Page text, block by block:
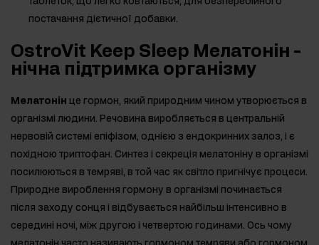
постачання дієтичної добавки.
OstroVit Keep Sleep Мелатонін -
нічна підтримка організму
Мелатонін це гормон, який природним чином утворюється в
організмі людини. Речовина виробляється в центральній
нервовій системі епіфізом, однією з ендокринних залоз, і є
похідною триптофан. Синтез і секреція мелатоніну в організмі
посилюються в темряві, в той час як світло пригнічує процеси.
Природне вироблення гормону в організмі починається
після заходу сонця і відбувається найбільш інтенсивно в
середині ночі, між другою і четвертою годинами. Ось чому